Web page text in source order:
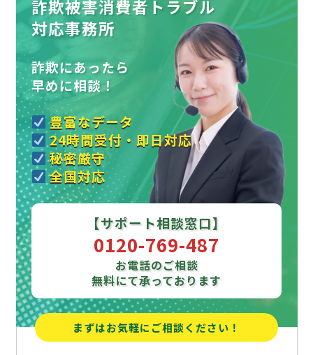
詐欺被害消費者トラブル
対応事務所
詐欺にあったら
早めに相談！
豊富なデータ
24時間受付・即日対応
秘密厳守
全国対応
【サポート相談窓口】
0120-769-487
お電話のご相談
無料にて承っております
まずはお気軽にご相談ください！